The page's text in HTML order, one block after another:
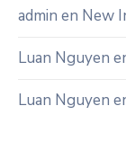
admin en New
Luan Nguyen
Luan Nguyen